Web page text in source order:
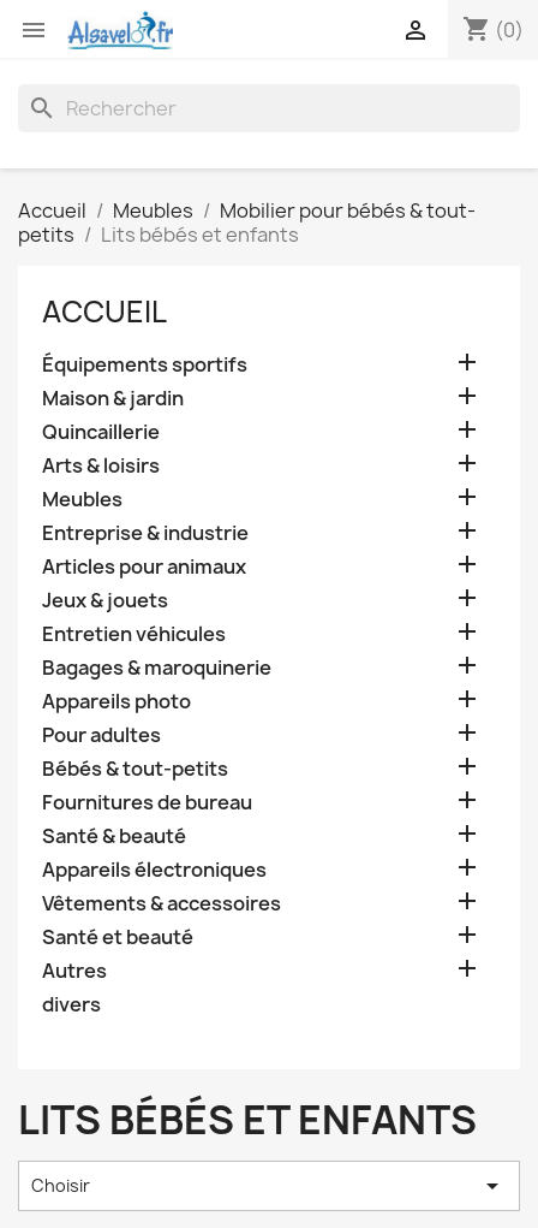
 shopping_cart (0)

search
Accueil Meubles
Mobilier pour bébés & tout-
petits
Lits bébés et enfants
ACCUEIL
Équipements sportifs 
Maison & jardin 
Quincaillerie 
Arts & loisirs 
Meubles 
Entreprise & industrie 
Articles pour animaux 
Jeux & jouets 
Entretien véhicules 
Bagages & maroquinerie 
Appareils photo 
Pour adultes 
Bébés & tout-petits 
Fournitures de bureau 
Santé & beauté 
Appareils électroniques 
Vêtements & accessoires 
Santé et beauté 
Autres 
divers
LITS BÉBÉS ET ENFANTS
Choisir 